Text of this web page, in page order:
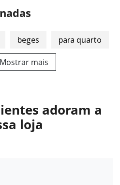
beges para quarto
Mostrar mais
adoram a
loja